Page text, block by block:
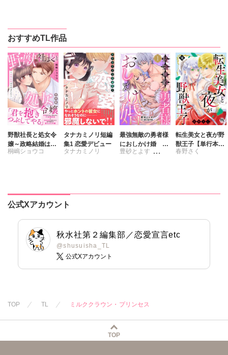
おすすめTL作品
野獣社長と処女令
嬢～政略結婚はじ
めました～【完全
桐嶋ショウコ
タナカミノリ短編
集1 恋愛デビュー
タナカミノリ
最強無敵の勇者様
におしかけ婚 義
実家に搾取されて
豊砂とよす
転生美女と夜が野
獣王子【単行本
版】【電子書店限
春野さく
公式Xアカウント
秋水社第２編集部／恋愛宣言etc
@shusuisha_TL
公式Xアカウント
TOP TL ミルククラウン・プリンセス
TOP